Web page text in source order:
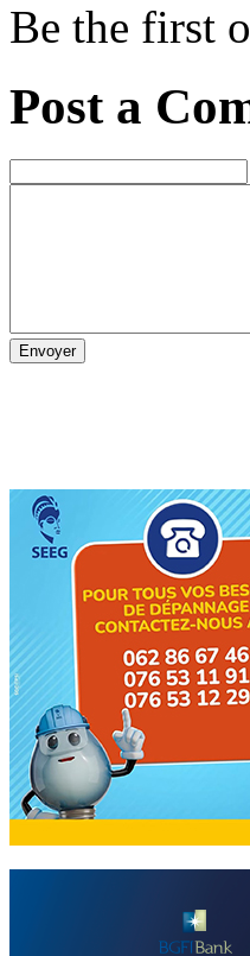
Be the first
Post a